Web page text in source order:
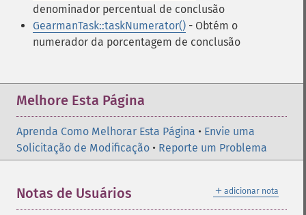
denominador percentual de conclusão
GearmanTask::taskNumerator() - Obtém o
numerador da porcentagem de conclusão
Melhore Esta Página
Aprenda Como Melhorar Esta Página • Envie uma
Solicitação de Modificação • Reporte um Problema
＋ adicionar nota
Notas de Usuários